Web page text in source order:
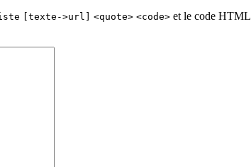
[texte->url] <quote> <code> et le code HTML